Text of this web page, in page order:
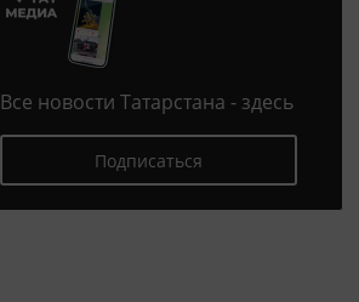
Все новости Татарстана - здесь
Подписаться